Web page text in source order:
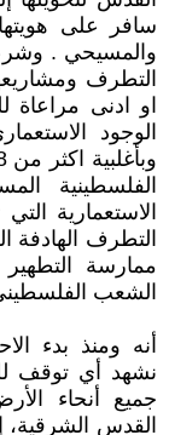
سافر على
والمسيحي .
التطرف
او ادنى مراعاة
الوجود
الفلسطينية
الاستعمارية
التطرف الهادفة
ممارسة
الشعب
نشهد أي توقف
جميع أنحاء
القدس